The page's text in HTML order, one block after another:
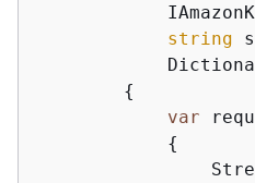
string
{
var
{